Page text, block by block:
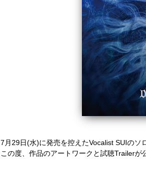
7月29日(水)に発売を控えたVocalist SUIの
この度、作品のアートワークと試聴Trailerが